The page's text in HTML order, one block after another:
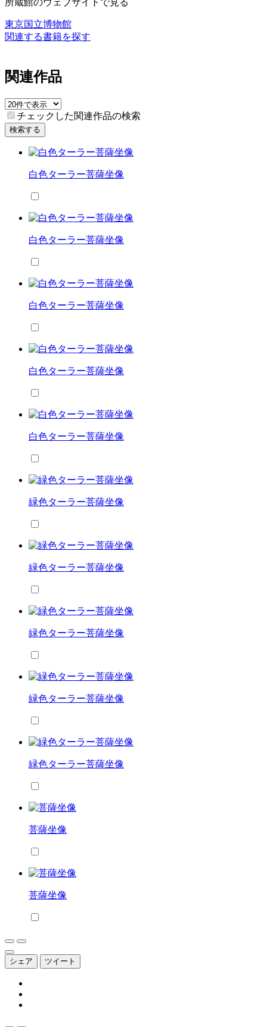
所蔵館のウェブサイトで見る
東京国立博物館
関連する書籍を探す
関連作品
チェックした関連作品の検索
検索する
白色ターラー菩薩坐像
白色ターラー菩薩坐像
白色ターラー菩薩坐像
白色ターラー菩薩坐像
白色ターラー菩薩坐像
緑色ターラー菩薩坐像
緑色ターラー菩薩坐像
緑色ターラー菩薩坐像
緑色ターラー菩薩坐像
緑色ターラー菩薩坐像
菩薩坐像
菩薩坐像
シェア ツイート